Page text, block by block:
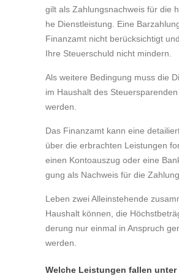
gilt als Zah­lungs­nach­weis für die
he Dienst­leis­tung. Eine
Fi­nanz­amt nicht be­rück­sich­tigt
Ihre Steu­er­schuld nicht min­dern.
Als wei­te­re Be­din­gung muss die
im Haus­halt des
wer­den.
Das Fi­nanz­amt kann eine
über die er­brach­ten Leis­tun­gen
einen Kon­to­aus­zug oder eine
gung als Nach­weis für die
Leben zwei Al­lein­ste­hen­de
Haus­halt kön­nen, die
de­rung nur ein­mal in An­spruch
wer­den.
Welche Leistungen fallen unter